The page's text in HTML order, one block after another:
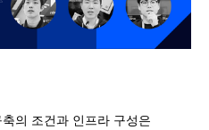
의 조건과 인프라 구성은